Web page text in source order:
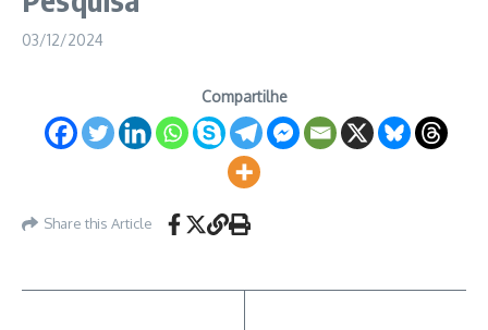
03/12/2024
Compartilhe
Share this Article